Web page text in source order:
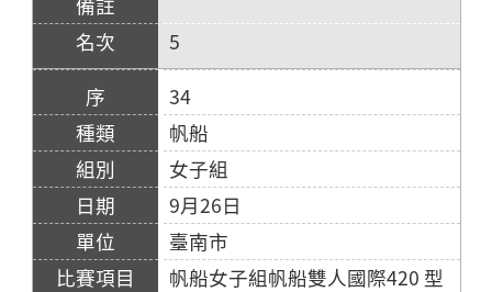
5
34
帆船
女子組
9月26日
臺南市
帆船女子組帆船雙人國際420 型